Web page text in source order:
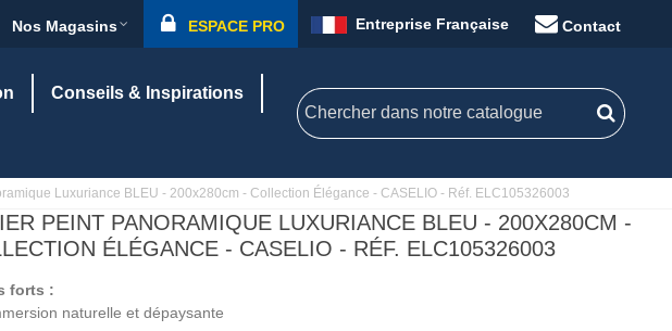
Nos Magasins ESPACE PRO Entreprise Française Contact
Conseils & Inspirations
Luxuriance BLEU - 200x280cm - Collection Élégance - CASELIO - Réf. ELC105326003
PEINT PANORAMIQUE LUXURIANCE BLEU - 200X280CM -
ÉLÉGANCE - CASELIO - RÉF. ELC105326003
forts :
naturelle et dépaysante